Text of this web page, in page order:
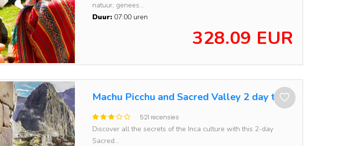
natuur, genees...
Duur: 07:00 uren
328.09 EUR
Machu Picchu and Sacred Valley 2 day tour
521 recensies
Discover all the secrets of the Inca culture with this 2-day
Sacred...